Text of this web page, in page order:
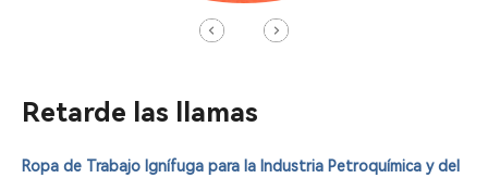
Retarde las llamas
Ropa de Trabajo Ignífuga para la Industria Petroquímica y del